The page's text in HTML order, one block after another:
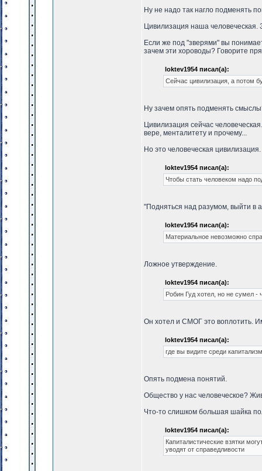
Ну не надо так нагло подменять
Цивилизация наша человеческая.
Если же под "зверями" вы
зачем эти хороводы? Говорите
loktev1954 писал(а):
Сейчас цивилизация, а потом
Ну зачем опять подменять
Цивилизация сейчас
вере, менталитету и прочему...
Но это человеческая
loktev1954 писал(а):
Чтобы стать человеком надо
"Подняться над разумом, выйти в
loktev1954 писал(а):
Материальное невозможно
Ложное утверждение.
loktev1954 писал(а):
Робин Гуд хотел, но не сумел
Он хотел и СМОГ это воплотить.
loktev1954 писал(а):
где вы видите среди
Опять подмена понятий.
Общество у нас человеческое?
Что-то слишком большая шайка
loktev1954 писал(а):
Капиталистические взятки
уводят от справедливости